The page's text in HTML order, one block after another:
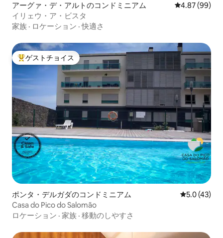
アーグァ・デ・アルトのコンドミニアム レビュー99
4.87 (99)
イリェウ・ア・ビスタ
家族 · ロケーション ·快適さ
大好評のゲストチョイスです。
ゲストチョイス
ポンタ・デルガダのコンドミニアム レビュー43
5.0 (43)
Casa do Pico do Salomão
ロケーション · 家族 · 移動のしやすさ